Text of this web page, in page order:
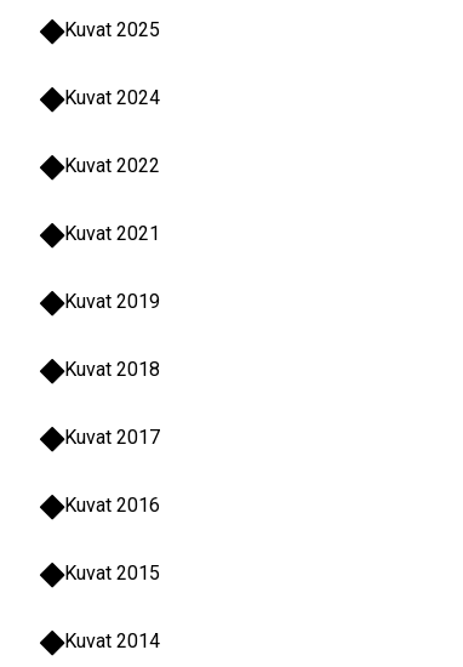
Kuvat 2025
Kuvat 2024
Kuvat 2022
Kuvat 2021
Kuvat 2019
Kuvat 2018
Kuvat 2017
Kuvat 2016
Kuvat 2015
Kuvat 2014